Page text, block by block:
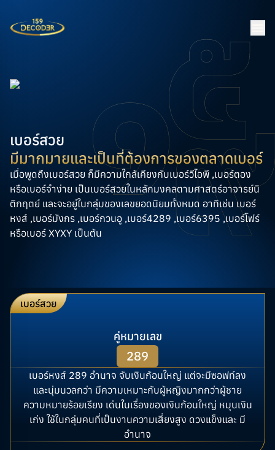
เบอร์สวย
มีมากมายและเป็นที่ต้องการของตลาดเบอร์
เมื่อพูดถึงเบอร์สวย ก็มีความใกล้เคียงกับเบอร์วีไอพี ,เบอร์ตอง
หรือเบอร์จำง่าย เป็นเบอร์สวยในหลักมงคลตามศาสตร์อาจารย์นิ
ติกฤตย์ และจะอยู่ในกลุ่มของเลขยอดนิยมทั้งหมด อาทิเช่น เบอร์
หงส์ ,เบอร์มังกร ,เบอร์กวนอู ,เบอร์4289 ,เบอร์6395 ,เบอร์โฟร์
หรือเบอร์ XYXY เป็นต้น
เบอร์สวย
คู่หมายเลข
289
เบอร์หงส์ 289 อำนาจ จับเงินก้อนใหญ่ แต่จะมีซอฟท์ลง
และนุ่มนวลกว่า มีความเหมาะกับผู้หญิงมากกว่าผู้ชาย
ความหมายร้อยเรียง เด่นในเรื่องของเงินก้อนใหญ่ หมุนเงิน
เก่ง ใช้ในกลุ่มคนที่เป็นงานความเสี่ยงสูง ดวงแข็งและ มี
อำนาจ